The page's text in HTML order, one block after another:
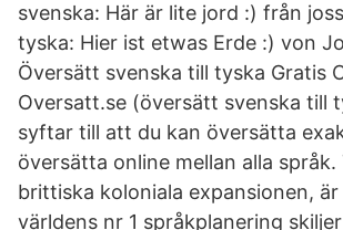
svenska: Här är lite jord :) från
tyska: Hier ist etwas Erde :) von
Översätt svenska till tyska Gratis
Oversatt.se (översätt svenska till
syftar till att du kan översätta
översätta online mellan alla språk.
brittiska koloniala expansionen, är
världens nr 1 språkplanering